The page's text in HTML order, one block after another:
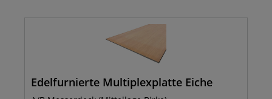
Edelfurnierte Multiplexplatte Eiche